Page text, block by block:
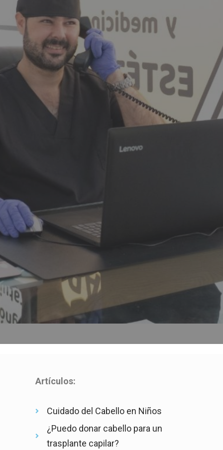
Artículos:
Cuidado del Cabello en Niños
¿Puedo donar cabello para un
trasplante capilar?